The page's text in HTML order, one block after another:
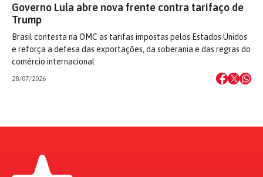
Governo Lula abre nova frente contra tarifaço de
Trump
Brasil contesta na OMC as tarifas impostas pelos Estados Unidos
e reforça a defesa das exportações, da soberania e das regras do
comércio internacional
28/07/2026